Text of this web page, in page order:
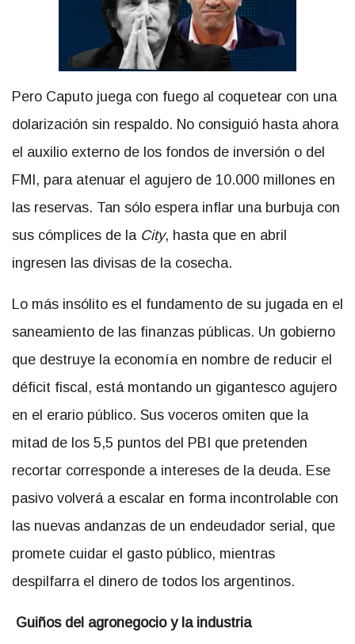
Pero Caputo juega con fuego al coquetear con una
dolarización sin respaldo. No consiguió hasta ahora
el auxilio externo de los fondos de inversión o del
FMI, para atenuar el agujero de 10.000 millones en
las reservas. Tan sólo espera inflar una burbuja con
sus cómplices de la City, hasta que en abril
ingresen las divisas de la cosecha.
Lo más insólito es el fundamento de su jugada en el
saneamiento de las finanzas públicas. Un gobierno
que destruye la economía en nombre de reducir el
déficit fiscal, está montando un gigantesco agujero
en el erario público. Sus voceros omiten que la
mitad de los 5,5 puntos del PBI que pretenden
recortar corresponde a intereses de la deuda. Ese
pasivo volverá a escalar en forma incontrolable con
las nuevas andanzas de un endeudador serial, que
promete cuidar el gasto público, mientras
despilfarra el dinero de todos los argentinos.
Guiños del agronegocio y la industria